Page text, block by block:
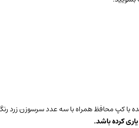
یاری کرده باشد.